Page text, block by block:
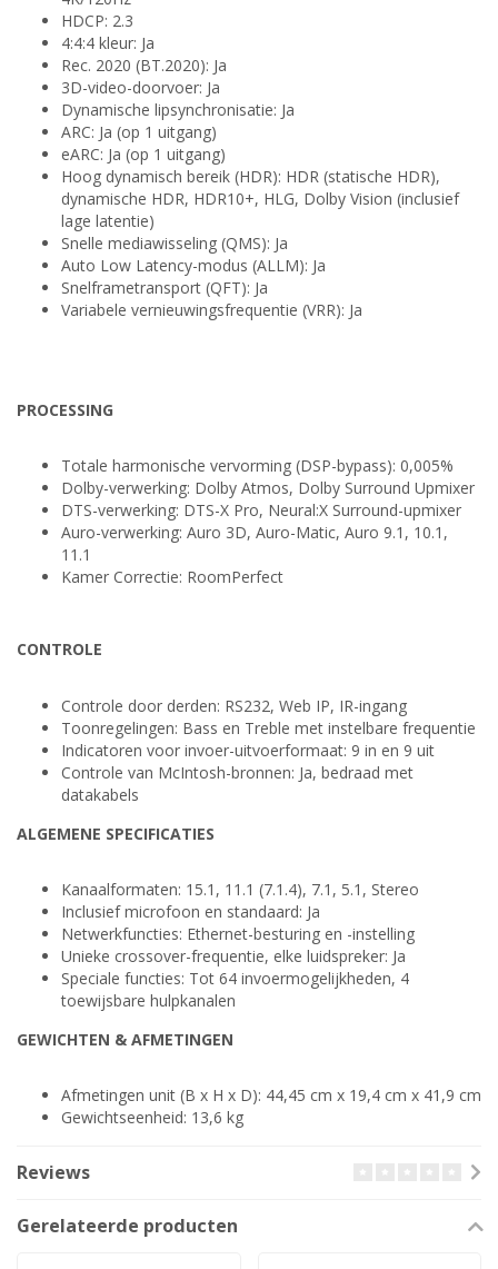
HDCP: 2.3
4:4:4 kleur: Ja
Rec. 2020 (BT.2020): Ja
3D-video-doorvoer: Ja
Dynamische lipsynchronisatie: Ja
ARC: Ja (op 1 uitgang)
eARC: Ja (op 1 uitgang)
Hoog dynamisch bereik (HDR): HDR (statische HDR),
dynamische HDR, HDR10+, HLG, Dolby Vision (inclusief
lage latentie)
Snelle mediawisseling (QMS): Ja
Auto Low Latency-modus (ALLM): Ja
Snelframetransport (QFT): Ja
Variabele vernieuwingsfrequentie (VRR): Ja
PROCESSING
Totale harmonische vervorming (DSP-bypass): 0,005%
Dolby-verwerking: Dolby Atmos, Dolby Surround Upmixer
DTS-verwerking: DTS-X Pro, Neural:X Surround-upmixer
Auro-verwerking: Auro 3D, Auro-Matic, Auro 9.1, 10.1,
11.1
Kamer Correctie: RoomPerfect
CONTROLE
Controle door derden: RS232, Web IP, IR-ingang
Toonregelingen: Bass en Treble met instelbare frequentie
Indicatoren voor invoer-uitvoerformaat: 9 in en 9 uit
Controle van McIntosh-bronnen: Ja, bedraad met
datakabels
ALGEMENE SPECIFICATIES
Kanaalformaten: 15.1, 11.1 (7.1.4), 7.1, 5.1, Stereo
Inclusief microfoon en standaard: Ja
Netwerkfuncties: Ethernet-besturing en -instelling
Unieke crossover-frequentie, elke luidspreker: Ja
Speciale functies: Tot 64 invoermogelijkheden, 4
toewijsbare hulpkanalen
GEWICHTEN & AFMETINGEN
Afmetingen unit (B x H x D): 44,45 cm x 19,4 cm x 41,9 cm
Gewichtseenheid: 13,6 kg
Reviews
Gerelateerde producten